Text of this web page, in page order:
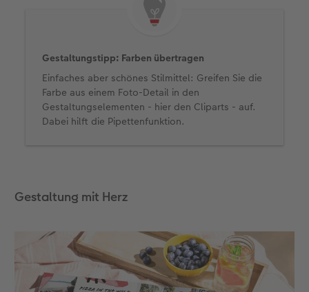
Gestaltungstipp: Farben übertragen
Einfaches aber schönes Stilmittel: Greifen Sie die
Farbe aus einem Foto-Detail in den
Gestaltungselementen - hier den Cliparts - auf.
Dabei hilft die Pipettenfunktion.
Gestaltung mit Herz